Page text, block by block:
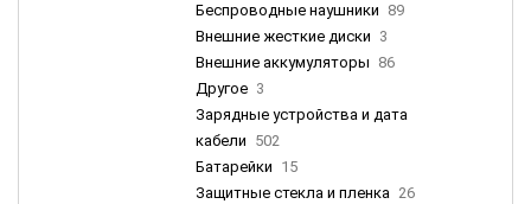
Беспроводные наушники 89
Внешние жесткие диски 3
Внешние аккумуляторы 86
Другое 3
Зарядные устройства и дата
кабели 502
Батарейки 15
Защитные стекла и пленка 26